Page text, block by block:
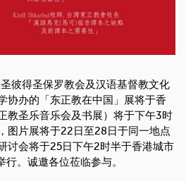
彼得圣保罗教会及汉语基督教文化
协办的「东正教在中国」展将于香
教圣乐音乐会及书展）将于下午3时
图片展将于22日至28日于同一地点
讨会将于25日下午2时半于香港城市
。诚邀各位莅临参与。